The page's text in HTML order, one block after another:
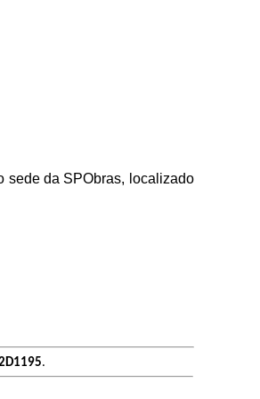
sede da SPObras, localizado
.